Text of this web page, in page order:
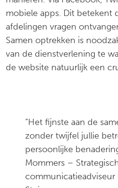
mobiele apps. Dit betekent
afdelingen vragen
Samen optrekken is
van de dienstverlening te
de website natuurlijk een
“Het fijnste aan de
zonder twijfel jullie
persoonlijke
Mommers –
communicatieadviseur